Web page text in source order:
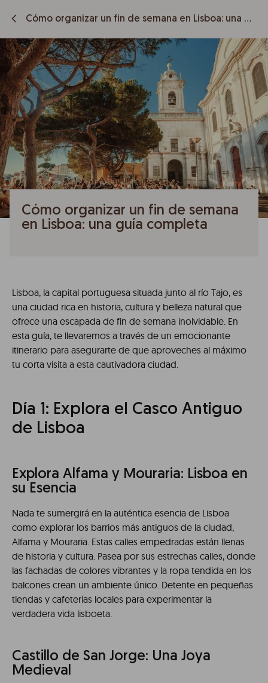
Cómo organizar un fin de semana en Lisboa: una guía completa
Cómo organizar un fin de semana
en Lisboa: una guía completa
Lisboa, la capital portuguesa situada junto al río Tajo, es
una ciudad rica en historia, cultura y belleza natural que
ofrece una escapada de fin de semana inolvidable. En
esta guía, te llevaremos a través de un emocionante
itinerario para asegurarte de que aproveches al máximo
tu corta visita a esta cautivadora ciudad.
Día 1: Explora el Casco Antiguo
de Lisboa
Explora Alfama y Mouraria: Lisboa en
su Esencia
Nada te sumergirá en la auténtica esencia de Lisboa
como explorar los barrios más antiguos de la ciudad,
Alfama y Mouraria. Estas calles empedradas están llenas
de historia y cultura. Pasea por sus estrechas calles, donde
las fachadas de colores vibrantes y la ropa tendida en los
balcones crean un ambiente único. Detente en pequeñas
tiendas y cafeterías locales para experimentar la
verdadera vida lisboeta.
Castillo de San Jorge: Una Joya
Medieval